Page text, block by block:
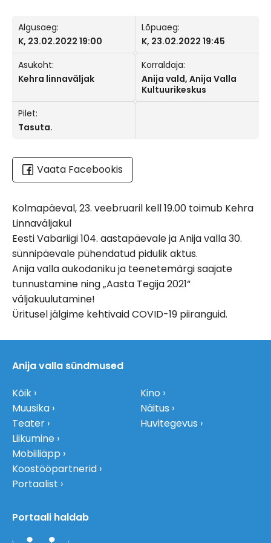
Algusaeg:
K, 23.02.2022 19:00
Lõpuaeg:
K, 23.02.2022 19:45
Asukoht:
Kehra linnaväljak
Korraldaja:
Anija vald, Anija Valla
Kultuurikeskus
Pilet:
Tasuta.
Vaata Facebookis
Kolmapäeval, 23. veebruaril kell 19.00 toimub Kehra
Linnaväljakul
Eesti Vabariigi 104. aastapäevale ja Anija valla 30.
sünnipäevale pühendatud pidulik aktus.
Anija valla aukodaniku ja teenetemärgi saajate
tunnustamine ning „Aasta Tegija 2021“
väljakuulutamine!
Üritusel jälgime kehtivaid COVID-19 piiranguid.
Anija valla sündmused
Kõik
Muusika
Teater
Liikumine
Kino
Näitus
Huvitegevus
Mobiiliäpp
Koostööpartnerid
Portaalist
Portaali haldab